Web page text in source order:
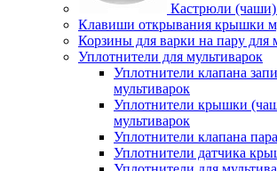
Кастрюли (чаши)
Клавиши открывания крышки
Корзины для варки на пару для
Уплотнители для мультиварок
Уплотнители клапана
мультиварок
Уплотнители крышки
мультиварок
Уплотнители клапана
Уплотнители датчика